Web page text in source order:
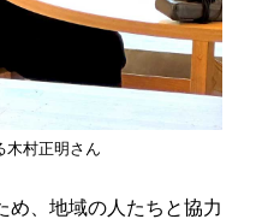
木村正明さん
、地域の人たちと協力